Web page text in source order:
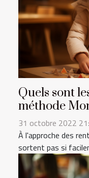
Quels sont
méthode
31 octobre 2022
À l'approche des
sortent pas si